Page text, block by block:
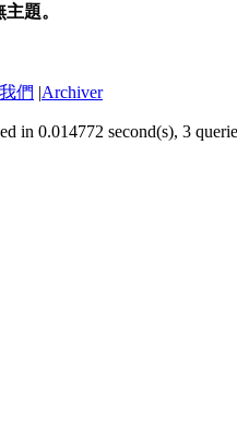
題。
們 |Archiver
in 0.014772 second(s), 3